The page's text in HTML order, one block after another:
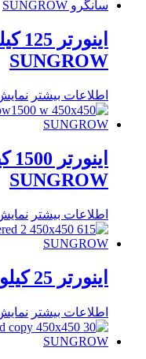
SUNGROW
اطلاعات بیشتر
SUNGROW
اطلاعات بیشتر
اینورتر 25 کیلووات سانگرو SUNGROW
اطلاعات بیشتر